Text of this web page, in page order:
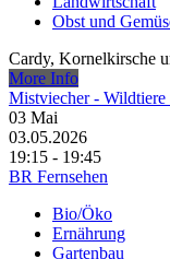
Obst und
Cardy, Kornelkirsche
More Info
Mistviecher -
03 Mai
03.05.2026
19:15 - 19:45
BR Fernsehen
Bio/Öko
Ernährung
Gartenbau